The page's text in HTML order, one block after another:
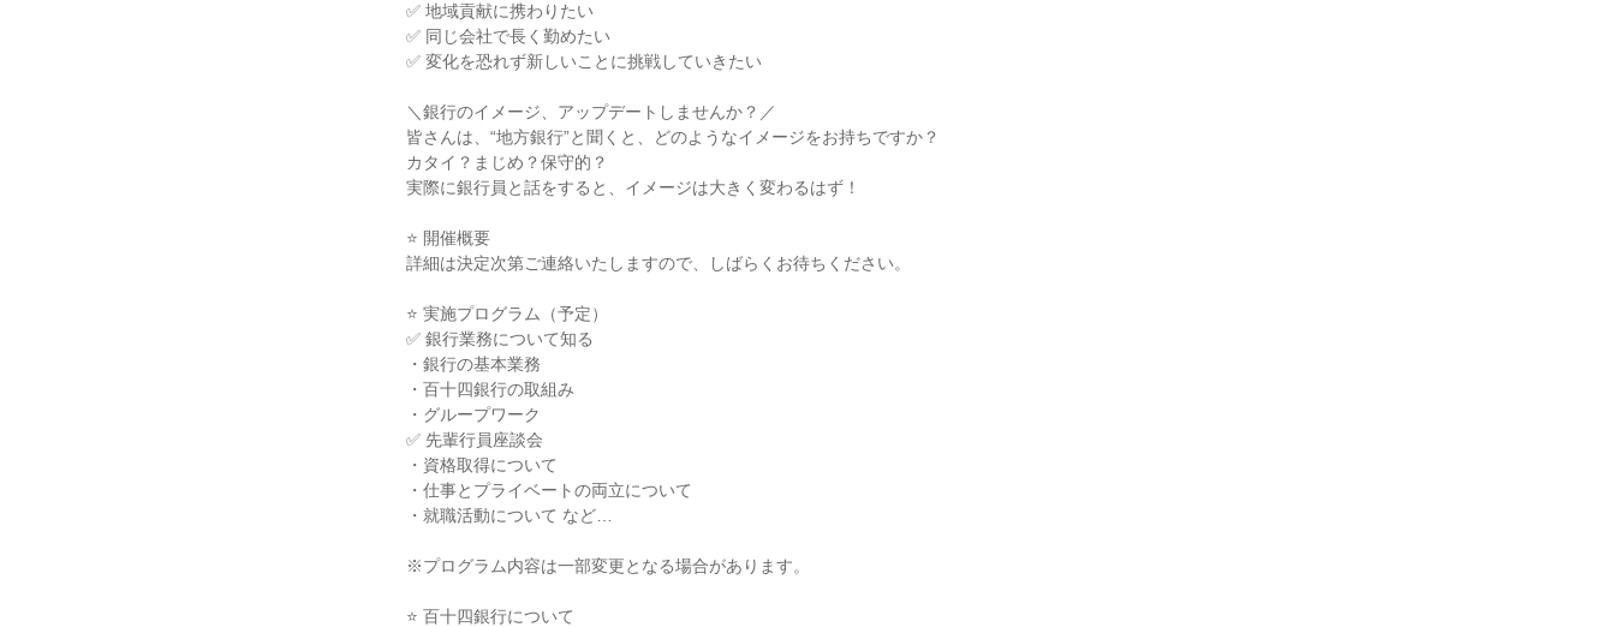
✅ 地域貢献に携わりたい
✅ 同じ会社で長く勤めたい
✅ 変化を恐れず新しいことに挑戦していきたい
＼銀行のイメージ、アップデートしませんか？／
皆さんは、“地方銀行”と聞くと、どのようなイメージをお持ちですか？
カタイ？まじめ？保守的？
実際に銀行員と話をすると、イメージは大きく変わるはず！
⭐ 開催概要
詳細は決定次第ご連絡いたしますので、しばらくお待ちください。
⭐ 実施プログラム（予定）
✅ 銀行業務について知る
・銀行の基本業務
・百十四銀行の取組み
・グループワーク
✅ 先輩行員座談会
・資格取得について
・仕事とプライベートの両立について
・就職活動について など…
※プログラム内容は一部変更となる場合があります。
⭐ 百十四銀行について